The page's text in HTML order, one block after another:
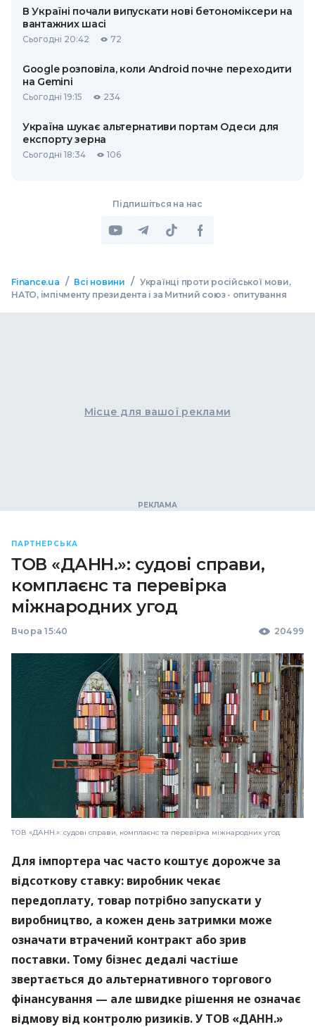
В Україні почали випускати нові бетономіксери на
вантажних шасі
Сьогодні 20:42 72
Google розповіла, коли Android почне переходити
на Gemini
Сьогодні 19:15 234
Україна шукає альтернативи портам Одеси для
експорту зерна
Сьогодні 18:34 106
Підпишіться на нас
Finance.ua / Всі новини / Українці проти російської мови,
НАТО, імпічменту президента і за Митний союз - опитування
Місце для вашої реклами
ПАРТНЕРСЬКА
ТОВ «ДАНН.»: судові справи,
комплаєнс та перевірка
міжнародних угод
Вчора 15:40 20499
ТОВ «ДАНН.»: судові справи, комплаєнс та перевірка міжнародних угод
Для імпортера час часто коштує дорожче за
відсоткову ставку: виробник чекає
передоплату, товар потрібно запускати у
виробництво, а кожен день затримки може
означати втрачений контракт або зрив
поставки. Тому бізнес дедалі частіше
звертається до альтернативного торгового
фінансування — але швидке рішення не означає
відмову від контролю ризиків. У ТОВ «ДАНН.»